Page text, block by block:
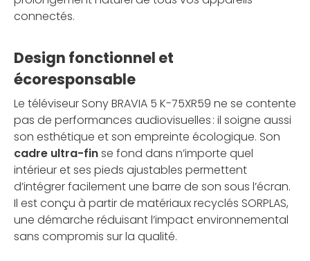
connectés.
Design fonctionnel et
écoresponsable
Le téléviseur Sony BRAVIA 5 K-75XR59 ne se contente
pas de performances audiovisuelles : il soigne aussi
son esthétique et son empreinte écologique. Son
cadre ultra-finse fond dans n’importe quel
intérieur et ses pieds ajustables permettent
d’intégrer facilement une barre de son sous l’écran.
Il est conçu à partir de matériaux recyclés SORPLAS,
une démarche réduisant l’impact environnemental
sans compromis sur la qualité.